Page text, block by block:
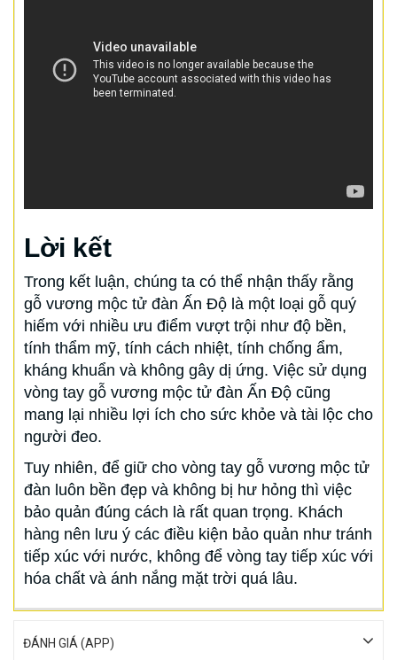
Lời kết
Trong kết luận, chúng ta có thể nhận thấy rằng
gỗ vương mộc tử đàn Ấn Độ là một loại gỗ quý
hiếm với nhiều ưu điểm vượt trội như độ bền,
tính thẩm mỹ, tính cách nhiệt, tính chống ẩm,
kháng khuẩn và không gây dị ứng. Việc sử dụng
vòng tay gỗ vương mộc tử đàn Ấn Độ cũng
mang lại nhiều lợi ích cho sức khỏe và tài lộc cho
người đeo.
Tuy nhiên, để giữ cho vòng tay gỗ vương mộc tử
đàn luôn bền đẹp và không bị hư hỏng thì việc
bảo quản đúng cách là rất quan trọng. Khách
hàng nên lưu ý các điều kiện bảo quản như tránh
tiếp xúc với nước, không để vòng tay tiếp xúc với
hóa chất và ánh nắng mặt trời quá lâu.
ĐÁNH GIÁ (APP)